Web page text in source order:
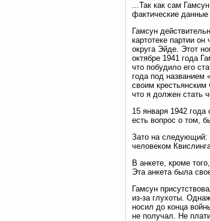
...Так как сам
фактические
Гамсун
картотеке партии
округа Эйде. Этот
октябре 1941 года
что побудило его
года под названием
своим
что я должен стать
15 января 1942 года
есть вопрос о том,
Зато на следующий:
человеком
В анкете, кроме
Эта анкета была
Гамсун
из-за глухоты.
носил до конца
не получал. Не